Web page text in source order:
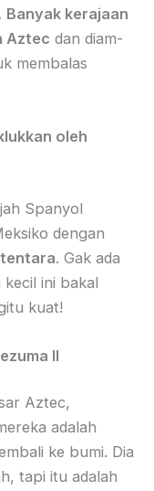
Banyak kerajaan
Aztec dan diam-
membalas
oleh
Spanyol
dengan
. Gak ada
ini bakal
kuat!
II
Aztec,
adalah
ke bumi. Dia
tapi itu adalah